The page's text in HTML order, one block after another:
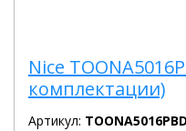
Nice
комплектации)
Артикул: